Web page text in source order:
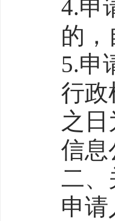
4.申
的
5.申
行政
之
信息
二、
申